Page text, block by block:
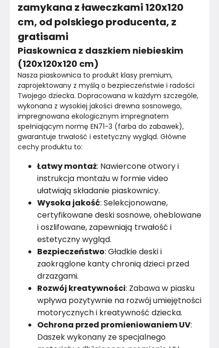
Marka SunWood
Montaż Rozłożony
Rok produkcji
zamykana z ławeczkami 120x120
cm, od polskiego producenta, z
gratisami
Piaskownica z daszkiem niebieskim
(120x120x120 cm)
Nasza piaskownica to produkt klasy premium,
zaprojektowany z myślą o bezpieczeństwie i radości
Twojego dziecka. Dopracowana w każdym szczególe,
wykonana z wysokiej jakości drewna sosnowego,
impregnowana ekologicznym impregnatem
spełniającym normę EN71-3 (farba do zabawek),
gwarantuje trwałość i estetyczny wygląd. Główne
cechy produktu to:
Łatwy montaż: Nawiercone otwory i
instrukcja montażu w formie video
ułatwiają składanie piaskownicy.
Wysoka jakość: Selekcjonowane,
certyfikowane deski sosnowe, oheblowane
i oszlifowane, zapewniają trwałość i
estetyczny wygląd.
Bezpieczeństwo: Gładkie deski i
zaokrąglone kanty chronią dzieci przed
drzazgami.
Rozwój kreatywności: Zabawa w piasku
wpływa pozytywnie na rozwój umiejętności
motorycznych i kreatywność dziecka.
Ochrona przed promieniowaniem UV:
Daszek wykonany ze specjalnego